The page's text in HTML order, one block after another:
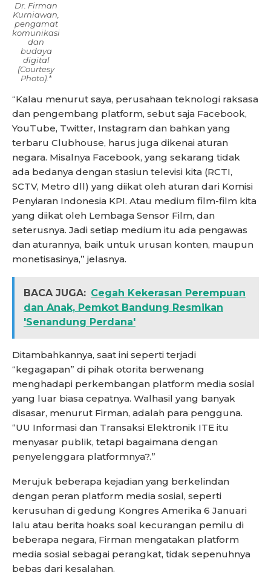
Dr. Firman
Kurniawan,
pengamat
komunikasi
dan
budaya
digital
(Courtesy
Photo).*
“Kalau menurut saya, perusahaan teknologi raksasa
dan pengembang platform, sebut saja Facebook,
YouTube, Twitter, Instagram dan bahkan yang
terbaru Clubhouse, harus juga dikenai aturan
negara. Misalnya Facebook, yang sekarang tidak
ada bedanya dengan stasiun televisi kita (RCTI,
SCTV, Metro dll) yang diikat oleh aturan dari Komisi
Penyiaran Indonesia KPI. Atau medium film-film kita
yang diikat oleh Lembaga Sensor Film, dan
seterusnya. Jadi setiap medium itu ada pengawas
dan aturannya, baik untuk urusan konten, maupun
monetisasinya,” jelasnya.
BACA JUGA: Cegah Kekerasan Perempuan
dan Anak, Pemkot Bandung Resmikan
'Senandung Perdana'
Ditambahkannya, saat ini seperti terjadi
“kegagapan” di pihak otorita berwenang
menghadapi perkembangan platform media sosial
yang luar biasa cepatnya. Walhasil yang banyak
disasar, menurut Firman, adalah para pengguna.
“UU Informasi dan Transaksi Elektronik ITE itu
menyasar publik, tetapi bagaimana dengan
penyelenggara platformnya?.”
Merujuk beberapa kejadian yang berkelindan
dengan peran platform media sosial, seperti
kerusuhan di gedung Kongres Amerika 6 Januari
lalu atau berita hoaks soal kecurangan pemilu di
beberapa negara, Firman mengatakan platform
media sosial sebagai perangkat, tidak sepenuhnya
bebas dari kesalahan.